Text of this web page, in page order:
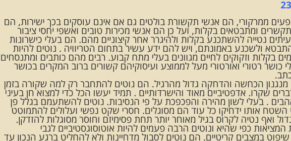
ממרקורי, הם אנשי תקשורת בולטים גם אם אינם עוסקים בכך ישירות, הם
ומתבטאים בקלות, ועל כן הם אנשי מכירות טובים ואשפי יחסי ציבור
נטייה להשתכנע בקלות ולהיגרר אחר קיצוניים מהם. הם בעלי כישרונות
ולשכנע באמונתם, ויש להם ידע עשיר בתחום הטריוויה . נוטים להיות
בקלות וזקוקים לחיים מגוונים בעלי מתח קבוע. רבים מהם כותבים ומתנסחים
רטורי ואורטורי מעל לממוצע ועיסוקיהם קשורים ברוב המקרים בכושר
מנגנון הכחשה והדחקה גדול מהרגיל. הם נוטים להתחבר רק למה שקורה בזמן
שקרו. אדפטיביים מאוד והישרדותיים . תמיד יעשו הכל כדי למצוא חן בעיני
. בעלי לשון מהירה והפכפכת על פי הנסיבות. נוטים להשתעמם בגלל פן
השטח אותו ידחיקו כל עוד הם מסוגלים. חסרי שקט נפשי ועלולים להתמוטט
ואף נטיה לקרוס בגיל מאוחר יותר תחת פסימיזם וחוסר מסוגלות להזדקן.
כפי שהיא ונוטים הרבה פעמים להיות אוטוסוגסטיביים לגבי
במצבים קריטיים. הם נוטים לסבול מדחיינות ולא להחליט ברגע הנכון עד